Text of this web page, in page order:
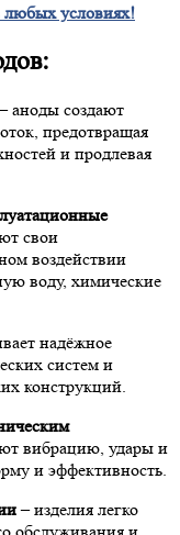
любых условиях!
аноды создают
предотвращая
и продлевая
свои
воздействии
воду, химические
надёжное
систем и
конструкций.
вибрацию, удары и
и эффективность.
– изделия легко